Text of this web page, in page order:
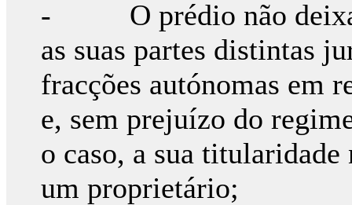
- O prédio não deixa
as suas partes distintas
fracções autónomas em
e, sem prejuízo do
o caso, a sua
um proprietário;